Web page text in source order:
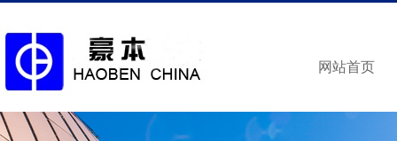
网站首页